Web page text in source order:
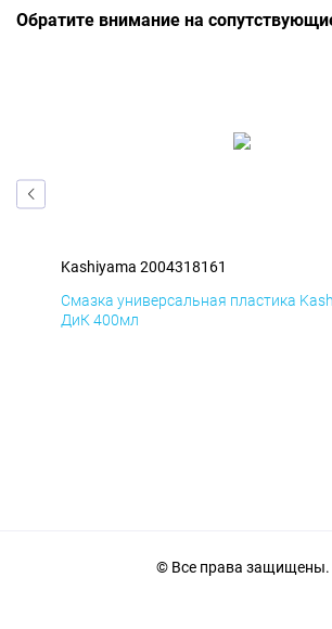
Обратите внимание на
Kashiyama 2004318161
Смазка универсальная пластика
ДиК 400мл
© Все права защищены.